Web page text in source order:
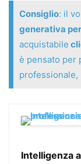
Consiglio: il
generativa
acquistabile
è pensato per
professionale,
Intelligenza